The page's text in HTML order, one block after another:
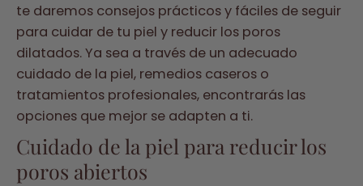
te daremos consejos prácticos y fáciles de seguir
para cuidar de tu piel y reducir los poros
dilatados. Ya sea a través de un adecuado
cuidado de la piel, remedios caseros o
tratamientos profesionales, encontrarás las
opciones que mejor se adapten a ti.
Cuidado de la piel para reducir los
poros abiertos